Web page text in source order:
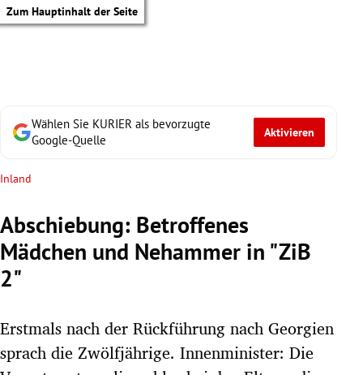
Zum Hauptinhalt der Seite
Wählen Sie KURIER als bevorzugte
Google-Quelle
Aktivieren
Inland
Abschiebung: Betroffenes
Mädchen und Nehammer in "ZiB
2"
Erstmals nach der Rückführung nach Georgien
sprach die Zwölfjährige. Innenminister: Die